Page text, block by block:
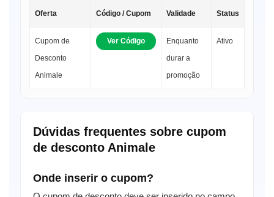
Oferta Código / Cupom Validade Status
Cupom de
Desconto
Animale
Ver Código
Enquanto
durar a
promoção
Ativo
Dúvidas frequentes sobre cupom
de desconto Animale
Onde inserir o cupom?